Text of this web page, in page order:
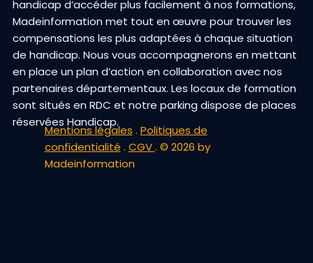
handicap d’accéder plus facilement à nos formations,
Madeinformation met tout en œuvre pour trouver les
compensations les plus adaptées à chaque situation
de handicap. Nous vous accompagnerons en mettant
en place un plan d’action en collaboration avec nos
partenaires départementaux. Les locaux de formation
sont situés en RDC et notre parking dispose de places
réservées Handicap.
Mentions légales . Politiques de
confidentialité . CGV. © 2026 by
Madeinformation